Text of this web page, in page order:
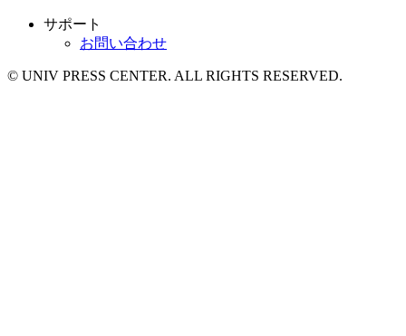
サポート
お問い合わせ
© UNIV PRESS CENTER. ALL RIGHTS RESERVED.